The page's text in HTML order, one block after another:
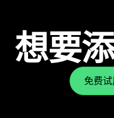
想要
免费